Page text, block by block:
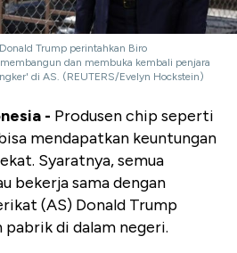
Trump perintahkan Biro
dan membuka kembali penjara
di AS. (REUTERS/Evelyn Hockstein)
- Produsen chip seperti
mendapatkan keuntungan
Syaratnya, semua
bekerja sama dengan
(AS) Donald Trump
pabrik di dalam negeri.